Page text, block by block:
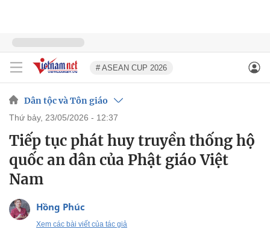
# ASEAN CUP 2026
Dân tộc và Tôn giáo
thứ bảy, 23/05/2026 - 12:37
Tiếp tục phát huy truyền thống hộ
quốc an dân của Phật giáo Việt
Nam
Hồng Phúc
Xem các bài viết của tác giả